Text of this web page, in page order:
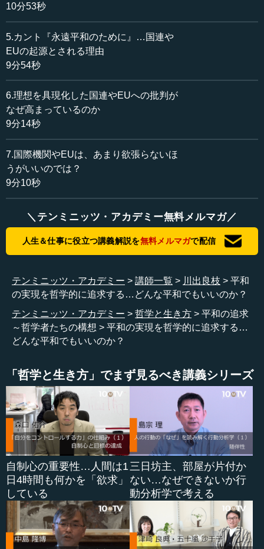
のように考えてきたのかということを中心にお話をいただ
く、講義をしていきたいと思います。
川出先生は『平和の追求：18世紀フランスのコスモポリ
タニズム』（川出良枝著、東京大学出版会)という本もお書
は分かりやすくご説明をいただく形です。川出先生、どう
ぞよろしくお願いいたします。
川出 ありがとうございます。皆さん、こんにちは。日本
と関連する諸国にとって、平和の問題、戦争の問題を考え
る機会でもございますので、こういうテーマでお話しさせ
ていただけるのは非常に光栄に思っています。
私の専門は、現在の国際連合についてバリバリ研究して
いるかというと少し違いまして、あくまでも西洋政治思想
史です。ただ、西洋政治思想の流れの中で、平和はどうや
って実現すべきかということについて、いろいろな考え方
を練り上げてきました。それが、今日の問題を考えるとき
そういった観点から今日のお話をさせていただきたいと思
います。
さて、まずちょっとした質問です。
すでに皆さんの中には、社会的にもご活躍し、あるいは
しれません。かつて大学のときに国際政治学、国際関係論
などを勉強したことがあるかもしれません。勉強したこと
がなくても、外交といったことに関心がある方であれば聞
いたことあるであろう概念に、「リアリズム」がありま
す。「リアリズム」はいろいろなところで使われる概念で
すが、国際政治にまつわる概念として「リアリズム（現実
主義）」「リアリスト（現実主義者）」というタームがよ
く用いられます。国際政治におけるリアリズムとはどんな
ものか、どなたか回答にチャレンジしてください。
［回答］
理想主義と現実主義（リアリズム）がよくいわれます。理
想主義は話し合いによって解決を図ろうとするものに対
10分53秒
5.カント『永遠平和のために』…国連や
EUの起源とされる理由
9分54秒
6.理想を具現化した国連やEUへの批判が
なぜ高まっているのか
9分14秒
7.国際機関やEUは、あまり欲張らないほ
うがいいのでは？
9分10秒
＼テンミニッツ・アカデミー無料メルマガ／
人生＆仕事に役立つ講義解説を無料メルマガで配信
テンミニッツ・アカデミー 講師一覧 川出良枝
平和
の実現を哲学的に追求する…どんな平和でもいいのか？
テンミニッツ・アカデミー
哲学と生き方
平和の追求
～哲学者たちの構想
平和の実現を哲学的に追求する…
どんな平和でもいいのか？
「哲学と生き方」でまず見るべき講義シリーズ
自制心の重要性…人間は1
日4時間も何かを「欲求」
している
三日坊主、部屋が片付か
ない…なぜできないか行
動分析学で考える